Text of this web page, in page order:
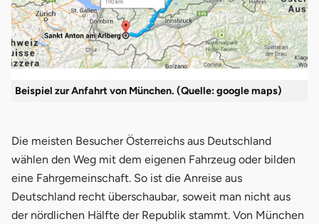
Beispiel zur Anfahrt von München. (Quelle: google maps)
Die meisten Besucher Österreichs aus Deutschland
wählen den Weg mit dem eigenen Fahrzeug oder bilden
eine Fahrgemeinschaft. So ist die Anreise aus
Deutschland recht überschaubar, soweit man nicht aus
der nördlichen Hälfte der Republik stammt. Von München